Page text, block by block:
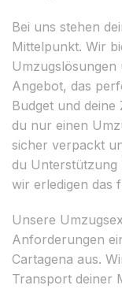
Bei uns stehen
Mittelpunkt. Wir
Umzugslösungen
Angebot, das
Budget und deine
du nur einen
sicher verpackt
du Unterstützung
wir erledigen das
Unsere
Anforderungen
Cartagena aus.
Transport deiner